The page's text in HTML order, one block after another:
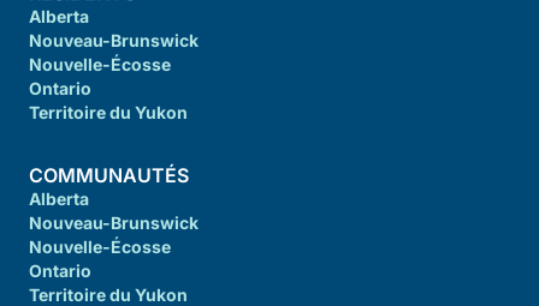
Alberta
Nouveau-Brunswick
Nouvelle-Écosse
Ontario
Territoire du Yukon
COMMUNAUTÉS
Alberta
Nouveau-Brunswick
Nouvelle-Écosse
Ontario
Territoire du Yukon